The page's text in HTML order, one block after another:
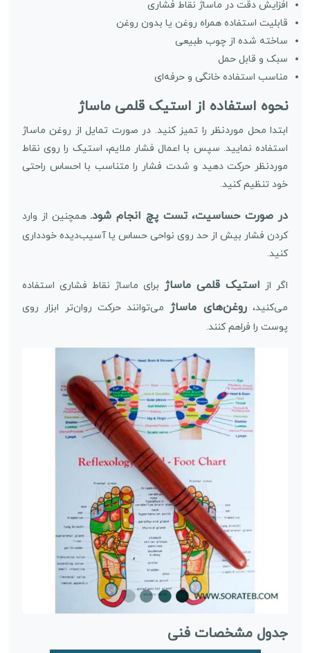
افزایش دقت در ماساژ نقاط فشاری
قابلیت استفاده همراه روغن یا بدون روغن
ساخته شده از چوب طبیعی
سبک و قابل حمل
مناسب استفاده خانگی و حرفه‌ای
نحوه استفاده از استیک قلمی ماساژ
ابتدا محل موردنظر را تمیز کنید. در صورت تمایل از روغن ماساژ
استفاده نمایید. سپس با اعمال فشار ملایم، استیک را روی نقاط
موردنظر حرکت دهید و شدت فشار را متناسب با احساس راحتی
خود تنظیم کنید.
در صورت حساسیت، تست پچ انجام شود.همچنین از وارد
کردن فشار بیش از حد روی نواحی حساس یا آسیب‌دیده خودداری
کنید.
اگر از استیک قلمی ماساژ برای ماساژ نقاط فشاری استفاده
می‌کنید،روغن‌های ماساژ می‌توانند حرکت روان‌تر ابزار روی
پوست را فراهم کنند.
جدول مشخصات فنی